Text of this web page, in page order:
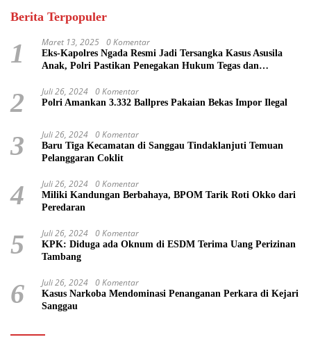
Berita Terpopuler
1 Maret 13, 2025 0 Komentar
Eks-Kapolres Ngada Resmi Jadi Tersangka Kasus Asusila
Anak, Polri Pastikan Penegakan Hukum Tegas dan
2 Juli 26, 2024 0 Komentar
Polri Amankan 3.332 Ballpres Pakaian Bekas Impor Ilegal
3 Juli 26, 2024 0 Komentar
Baru Tiga Kecamatan di Sanggau Tindaklanjuti Temuan
Pelanggaran Coklit
4 Juli 26, 2024 0 Komentar
Miliki Kandungan Berbahaya, BPOM Tarik Roti Okko dari
Peredaran
5 Juli 26, 2024 0 Komentar
KPK: Diduga ada Oknum di ESDM Terima Uang Perizinan
Tambang
6 Juli 26, 2024 0 Komentar
Kasus Narkoba Mendominasi Penanganan Perkara di Kejari
Sanggau